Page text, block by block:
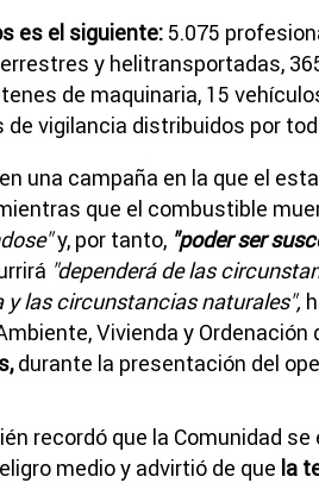
es el siguiente: 5.075
y helitransportadas,
de maquinaria, 15
vigilancia distribuidos por
una campaña en la que el
que el combustible
y, por tanto, "poder ser
"dependerá de las
y las circunstancias naturales",
Vivienda y Ordenación
durante la presentación del
recordó que la Comunidad
medio y advirtió de que la